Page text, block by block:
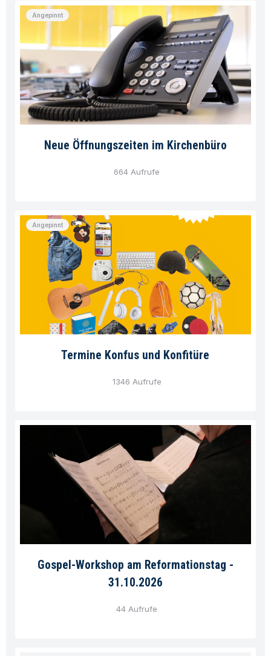
Angepinnt
Neue Öffnungszeiten im Kirchenbüro
664 Aufrufe
Angepinnt
Termine Konfus und Konfitüre
1346 Aufrufe
Gospel-Workshop am Reformationstag -
31.10.2026
44 Aufrufe